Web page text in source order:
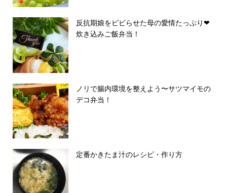
反抗期娘をビビらせた母の愛情たっぷり❤︎
炊き込みご飯弁当！
ノリで腸内環境を整えよう〜サツマイモの
デコ弁当！
定番かきたま汁のレシピ・作り方